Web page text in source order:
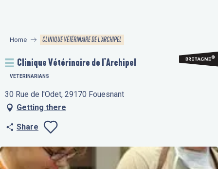
principal
Home CLINIQUE VÉTÉRINAIRE DE L'ARCHIPEL
Clinique Vétérinaire de l'Archipel
VETERINARIANS
30 Rue de l'Odet, 29170 Fouesnant
Getting there
Share
Ajouter aux